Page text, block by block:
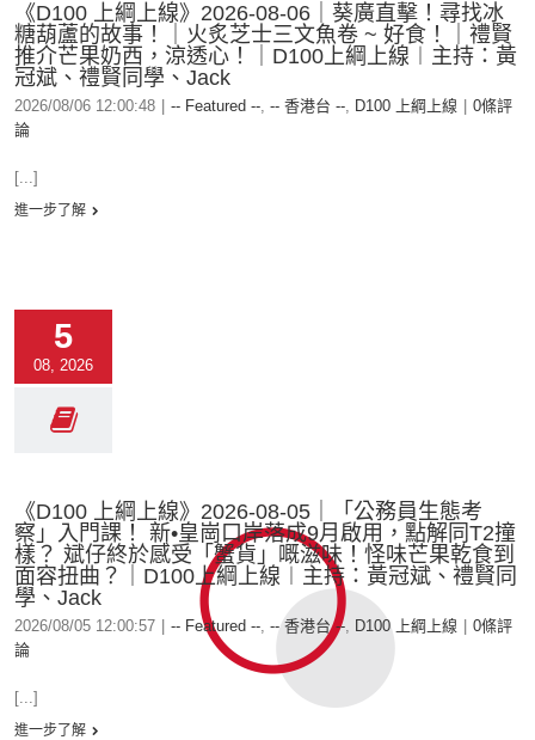
《D100 上綱上線》2026-08-06｜葵廣直擊！尋找冰
糖葫蘆的故事！｜火炙芝士三文魚卷 ~ 好食！｜禮賢
推介芒果奶西，涼透心！｜D100上綱上線︱主持：黃
冠斌、禮賢同學、Jack
2026/08/06 12:00:48 -- Featured --, -- 香港台 --, D100 上綱上線
0條評
論
[...]
進一步了解
5
08, 2026
《D100 上綱上線》2026-08-05｜「公務員生態考
察」入門課！ 新•皇崗口岸落成9月啟用，點解同T2撞
樣？ 斌仔終於感受「蟹貨」嘅滋味！怪味芒果乾食到
面容扭曲？｜D100上綱上線︱主持：黃冠斌、禮賢同
學、Jack
2026/08/05 12:00:57 -- Featured --, -- 香港台 --, D100 上綱上線
0條評
論
[...]
進一步了解